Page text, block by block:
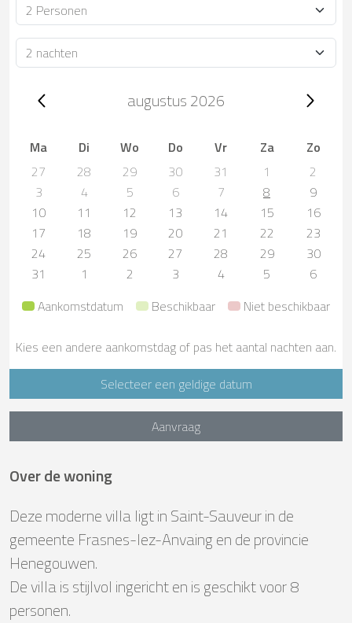
Bezetting
Verblijfsduur
Trip dates, augustus 2026
augustus 2026
Ma Di Wo Do Vr Za
Zo
27
28 29 30 31 1
2
3
4 5 6 7 8
9
10
11 12 13 14 15
16
17
18 19 20 21 22
23
24
25 26 27 28 29
30
31
1 2 3 4 5
6
Aankomstdatum
Beschikbaar Niet beschikbaar
Kies een andere aankomstdag of pas het aantal nachten aan.
Selecteer een geldige datum
Aanvraag
Over de woning
Deze moderne villa ligt in Saint-Sauveur in de
gemeente Frasnes-lez-Anvaing en de provincie
Henegouwen.
De villa is stijlvol ingericht en is geschikt voor 8
personen.